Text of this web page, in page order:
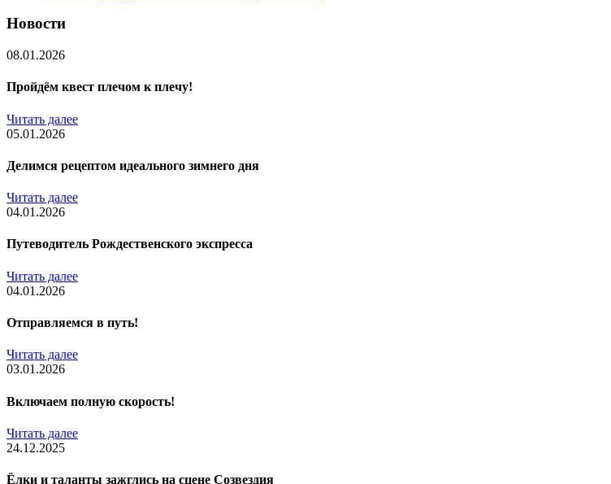
Новости
08.01.2026
Пройдём квест плечом к плечу!
Читать далее
05.01.2026
Делимся рецептом идеального зимнего дня
Читать далее
04.01.2026
Путеводитель Рождественского экспресса
Читать далее
04.01.2026
Отправляемся в путь!
Читать далее
03.01.2026
Включаем полную скорость!
Читать далее
24.12.2025
Ёлки и таланты зажглись на сцене Созвездия